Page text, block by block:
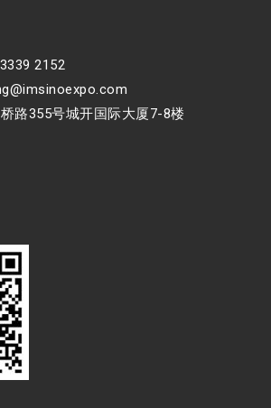
2152
路355号城开国际大厦7-8楼